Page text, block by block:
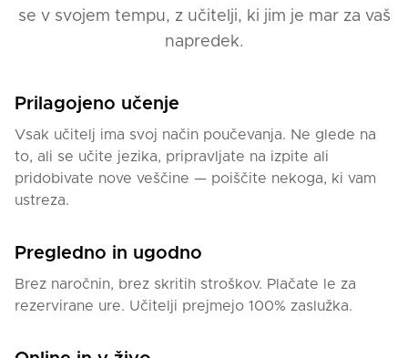
se v svojem tempu, z učitelji, ki jim je mar za vaš
napredek.
Prilagojeno učenje
Vsak učitelj ima svoj način poučevanja. Ne glede na
to, ali se učite jezika, pripravljate na izpite ali
pridobivate nove veščine — poiščite nekoga, ki vam
ustreza.
Pregledno in ugodno
Brez naročnin, brez skritih stroškov. Plačate le za
rezervirane ure. Učitelji prejmejo 100% zaslužka.